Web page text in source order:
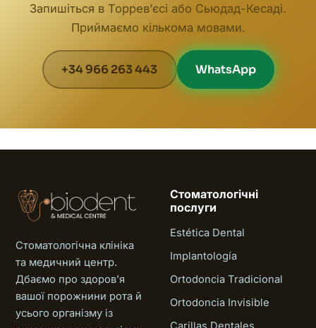
Запишіться в Торревʼєсі або Сьюдад-Кесаді.
Приймаємо кількома мовами.
+34 966 263 443 WhatsApp
Стоматологічна клініка
та медичний центр.
Дбаємо про здоровʼя
вашої порожнини рота й
усього організму із
Стоматологічні
послуги
Estética Dental
Implantología
Ortodoncia Tradicional
Ortodoncia Invisible